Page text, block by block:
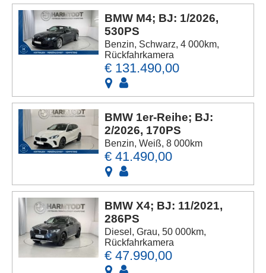
BMW M4; BJ: 1/2026,
530PS
Benzin, Schwarz, 4 000km,
Rückfahrkamera
€ 131.490,00
BMW 1er-Reihe; BJ:
2/2026, 170PS
Benzin, Weiß, 8 000km
€ 41.490,00
BMW X4; BJ: 11/2021,
286PS
Diesel, Grau, 50 000km,
Rückfahrkamera
€ 47.990,00